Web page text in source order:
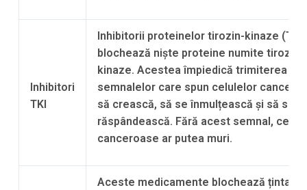
Inhibitori
TKI
Inhibitorii proteinelor tirozin-kinaze (TKI)
blochează niște proteine numite tirozin-
kinaze. Acestea împiedică trimiterea
semnalelor care spun celulelor
să crească, să se înmulțească și să se
răspândească. Fără acest semnal,
canceroase ar putea muri.
Aceste medicamente blochează ținta